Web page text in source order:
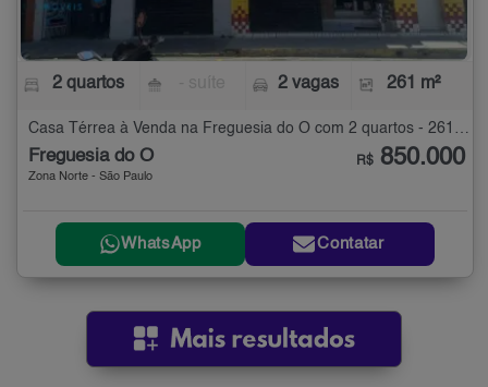
2 quartos 2 vagas 261 m²
Freguesia do Ó
Zona Norte - São Paulo
R$ 850.000
WhatsApp Contatar